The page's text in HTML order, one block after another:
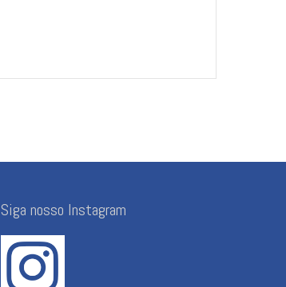
Siga nosso Instagram